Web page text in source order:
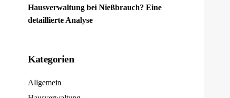
Hausverwaltung bei Nießbrauch? Eine
detaillierte Analyse
Kategorien
Allgemein